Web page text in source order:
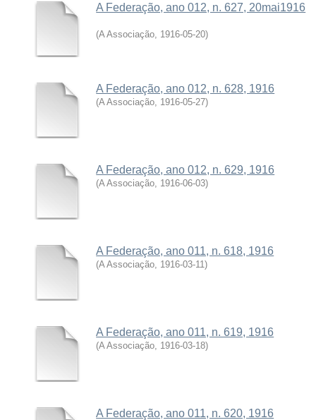
A Federação, ano 012, n. 627, 20mai1916
(A Associação 1916-05-20)
A Federação, ano 012, n. 628, 1916
(A Associação 1916-05-27)
A Federação, ano 012, n. 629, 1916
(A Associação 1916-06-03)
A Federação, ano 011, n. 618, 1916
(A Associação 1916-03-11)
A Federação, ano 011, n. 619, 1916
(A Associação 1916-03-18)
A Federação, ano 011, n. 620, 1916